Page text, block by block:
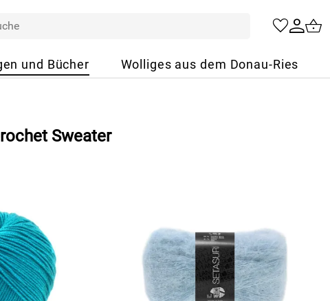
und Bücher Wolliges aus dem Donau-Ries
Sweater